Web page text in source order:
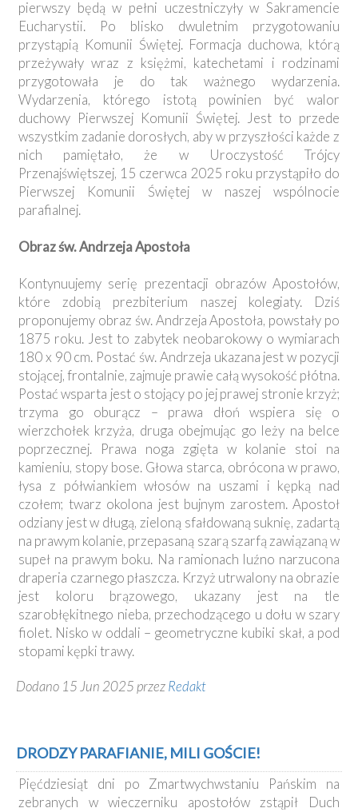
pierwszy będą w pełni uczestniczyły w Sakramencie
Eucharystii. Po blisko dwuletnim przygotowaniu
przystąpią Komunii Świętej. Formacja duchowa, którą
przeżywały wraz z księżmi, katechetami i rodzinami
przygotowała je do tak ważnego wydarzenia.
Wydarzenia, którego istotą powinien być walor
duchowy Pierwszej Komunii Świętej. Jest to przede
wszystkim zadanie dorosłych, aby w przyszłości każde z
nich pamiętało, że w Uroczystość Trójcy
Przenajświętszej, 15 czerwca 2025 roku przystąpiło do
Pierwszej Komunii Świętej w naszej wspólnocie
parafialnej.
Obraz św. Andrzeja Apostoła
Kontynuujemy serię prezentacji obrazów Apostołów,
które zdobią prezbiterium naszej kolegiaty. Dziś
proponujemy obraz św. Andrzeja Apostoła, powstały po
1875 roku. Jest to zabytek neobarokowy o wymiarach
180 x 90 cm. Postać św. Andrzeja ukazana jest w pozycji
stojącej, frontalnie, zajmuje prawie całą wysokość płótna.
Postać wsparta jest o stojący po jej prawej stronie krzyż;
trzyma go oburącz – prawa dłoń wspiera się o
wierzchołek krzyża, druga obejmując go leży na belce
poprzecznej. Prawa noga zgięta w kolanie stoi na
kamieniu, stopy bose. Głowa starca, obrócona w prawo,
łysa z półwiankiem włosów na uszami i kępką nad
czołem; twarz okolona jest bujnym zarostem. Apostoł
odziany jest w długą, zieloną sfałdowaną suknię, zadartą
na prawym kolanie, przepasaną szarą szarfą zawiązaną w
supeł na prawym boku. Na ramionach luźno narzucona
draperia czarnego płaszcza. Krzyż utrwalony na obrazie
jest koloru brązowego, ukazany jest na tle
szarobłękitnego nieba, przechodzącego u dołu w szary
fiolet. Nisko w oddali – geometryczne kubiki skał, a pod
stopami kępki trawy.
Dodano 15 Jun 2025 przezRedakt
DRODZY PARAFIANIE, MILI GOŚCIE!
Pięćdziesiąt dni po Zmartwychwstaniu Pańskim na
zebranych w wieczerniku apostołów zstąpił Duch